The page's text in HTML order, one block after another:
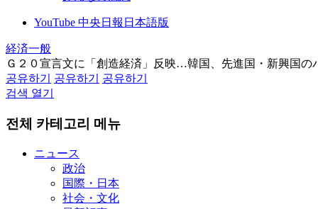
YouTube 中央日報日本語版
経済一般
Ｇ２０宣言文に「創造経済」反映…韓国、先進国・新興国の
공유하기
공유하기
공유하기
검색 열기
전체 카테고리 메뉴
ニュース
政治
国際・日本
社会・文化